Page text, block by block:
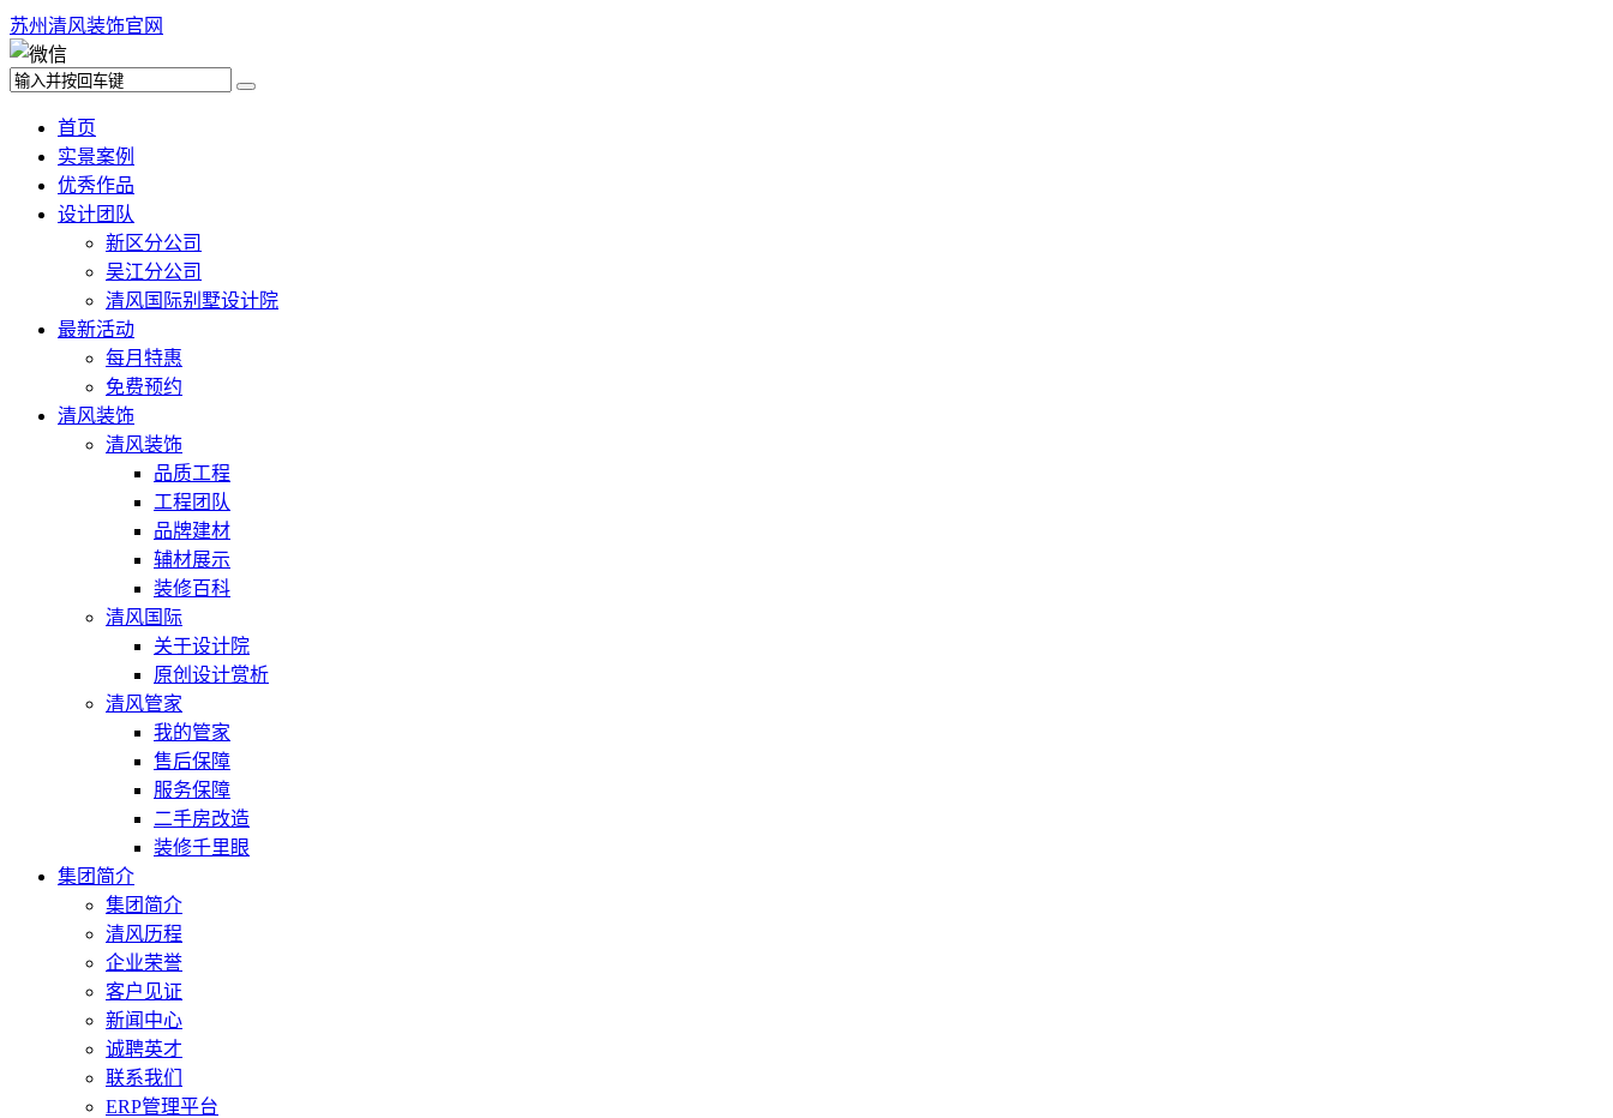
苏州清风装饰官网
首页
实景案例
优秀作品
设计团队
新区分公司
吴江分公司
清风国际别墅设计院
最新活动
每月特惠
免费预约
清风装饰
清风装饰
品质工程
工程团队
品牌建材
辅材展示
装修百科
清风国际
关于设计院
原创设计赏析
清风管家
我的管家
售后保障
服务保障
二手房改造
装修千里眼
集团简介
集团简介
清风历程
企业荣誉
客户见证
新闻中心
诚聘英才
联系我们
ERP管理平台